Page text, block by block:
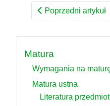
Poprzedni artykuł
Matura
Wymagania na
Matura ustna
Literatura